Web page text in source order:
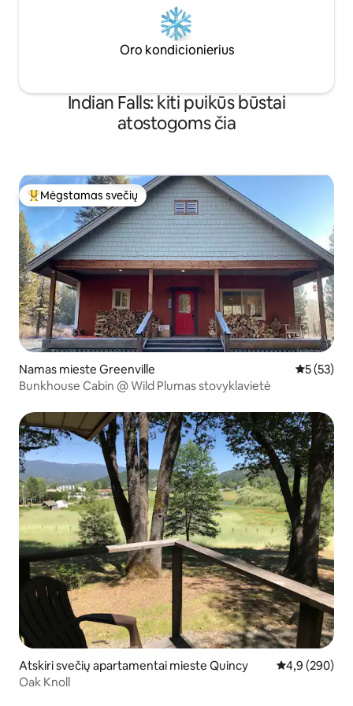
Oro kondicionierius
Indian Falls: kiti puikūs būstai
atostogoms čia
Svečių mėgstamiausias
Mėgstamas svečių
Namas mieste Greenville Vidutinis
5 (53)
Bunkhouse Cabin @ Wild Plumas stovyklavietė
Atskiri svečių apartamentai mieste Quincy Vidutinis
4,9 (290)
Oak Knoll